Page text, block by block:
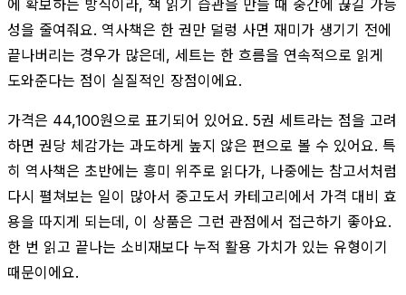
에 확보하는 방식이라, 책 읽기 습관을 만들 때 중간에 끊길 가능
성을 줄여줘요. 역사책은 한 권만 덜렁 사면 재미가 생기기 전에
끝나버리는 경우가 많은데, 세트는 한 흐름을 연속적으로 읽게
도와준다는 점이 실질적인 장점이에요.
가격은 44,100원으로 표기되어 있어요. 5권 세트라는 점을 고려
하면 권당 체감가는 과도하게 높지 않은 편으로 볼 수 있어요. 특
히 역사책은 초반에는 흥미 위주로 읽다가, 나중에는 참고서처럼
다시 펼쳐보는 일이 많아서 중고도서 카테고리에서 가격 대비 효
용을 따지게 되는데, 이 상품은 그런 관점에서 접근하기 좋아요.
한 번 읽고 끝나는 소비재보다 누적 활용 가치가 있는 유형이기
때문이에요.